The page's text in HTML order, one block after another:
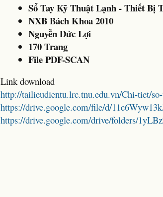
Sổ Tay Kỹ Thuật Lạnh - Thiết Bị
NXB Bách Khoa 2010
Nguyễn Đức Lợi
170 Trang
File PDF-SCAN
Link download
http://tailieudientu.lrc.tnu.edu.vn/Chi-tiet/
https://drive.google.com/file/d/
https://drive.google.com/drive/folders/